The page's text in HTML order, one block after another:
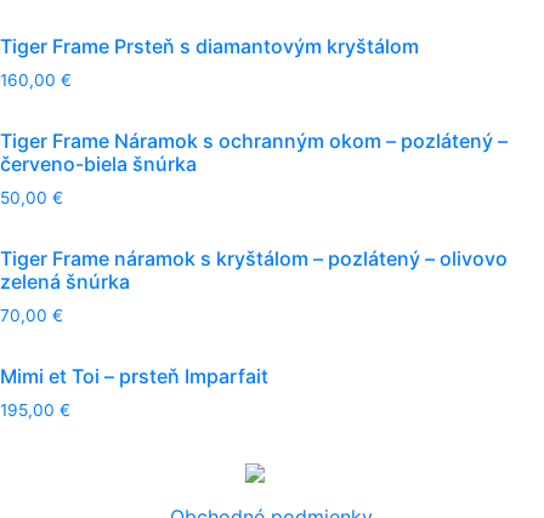
Tiger Frame Prsteň s diamantovým kryštálom
160,00 €
Tiger Frame Náramok s ochranným okom – pozlátený –
červeno-biela šnúrka
50,00 €
Tiger Frame náramok s kryštálom – pozlátený – olivovo
zelená šnúrka
70,00 €
Mimi et Toi – prsteň Imparfait
195,00 €